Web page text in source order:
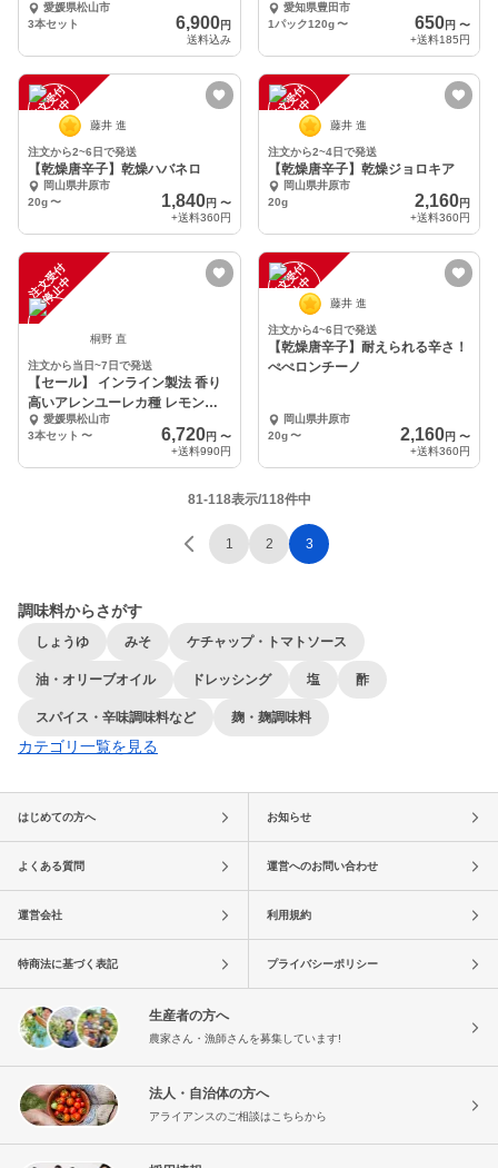
愛媛県松山市
3本セット
6,900円
送料込み
愛知県豊田市
1パック120g 〜 650円 〜
+送料185円
注
文
受
付
停
止
中 藤井 進
注文から2~6日で発送
【乾燥唐辛子】乾燥ハバネロ
岡山県井原市
20g〜 1,840円 〜
+送料360円
注
文
受
付
停
止
中 藤井 進
注文から2~4日で発送
【乾燥唐辛子】乾燥ジョロキア
岡山県井原市
20g
2,160円
+送料360円
注
文
受
付
停
止
中
桐野 直
注文から当日~7日で発送
【セール】 インライン製法 香り
高いアレンユーレカ種 レモンジ
ュース 1L大容量
愛媛県松山市
3本セット 〜 6,720円 〜
+送料990円
注
文
受
付
停
止
中 藤井 進
注文から4~6日で発送
【乾燥唐辛子】耐えられる辛さ！
ぺぺロンチーノ
岡山県井原市
20g 〜 2,160円 〜
+送料360円
81-118表示/118件中
1 2 3
調味料からさがす
しょうゆ みそ ケチャップ・トマトソース
油・オリーブオイル ドレッシング 塩 酢
スパイス・辛味調味料など 麹・麹調味料
カテゴリ一覧を見る
はじめての方へ お知らせ
よくある質問 運営へのお問い合わせ
運営会社 利用規約
特商法に基づく表記 プライバシーポリシー
生産者の方へ
農家さん・漁師さんを募集しています!
法人・自治体の方へ
アライアンスのご相談はこちらから